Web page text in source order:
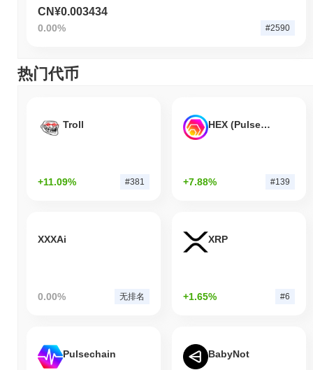
CN¥0.003434
0.00% #2590
热门代币
Troll
+11.09% #381
HEX (Pulsechain)
+7.88% #139
XXXAi
0.00% 无排名
XRP
+1.65% #6
Pulsechain BabyNot